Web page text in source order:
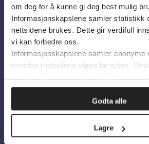
om deg for å kunne gi deg best mulig
Informasjonskapslene samler statistikk
nettsidene brukes. Dette gir verdifull
vi kan forbedre oss.
Informasjonskapslene samler anonyme
hvordan nettsidene våres benyttes.
Godta alle
Lagre
Om oss
Om Helsebiblioteket
Personvern og
Tilgjengelighetserklæring
Information in English
Bilder fra Colourbox.com